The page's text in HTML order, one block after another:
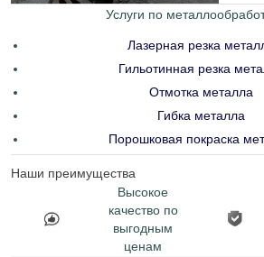
Услуги по
Лазерная резка
Гильотинная резка
Отмотка металла
Гибка металла
Порошковая покраска
Наши преимущества
Высокое
качество по
выгодным
ценам